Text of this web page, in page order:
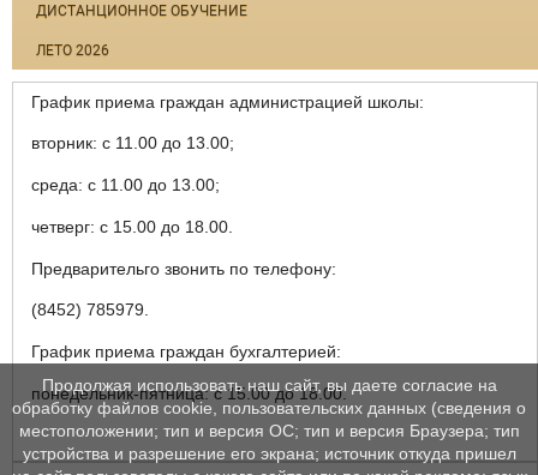
ДИСТАНЦИОННОЕ ОБУЧЕНИЕ
ЛЕТО 2026
График приема граждан администрацией школы:
вторник: с 11.00 до 13.00;
среда: с 11.00 до 13.00;
четверг: с 15.00 до 18.00.
Предварительго звонить по телефону:
(8452) 785979.
График приема граждан бухгалтерией:
понедельник-пятница: с 15.00 до 18.00.
Продолжая использовать наш сайт, вы даете согласие на
обработку файлов cookie, пользовательских данных (сведения о
местоположении; тип и версия ОС; тип и версия Браузера; тип
устройства и разрешение его экрана; источник откуда пришел